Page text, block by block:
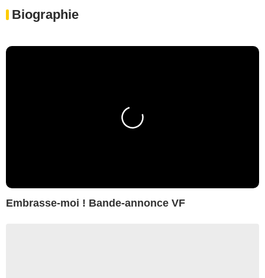
Biographie
Embrasse-moi ! Bande-annonce VF